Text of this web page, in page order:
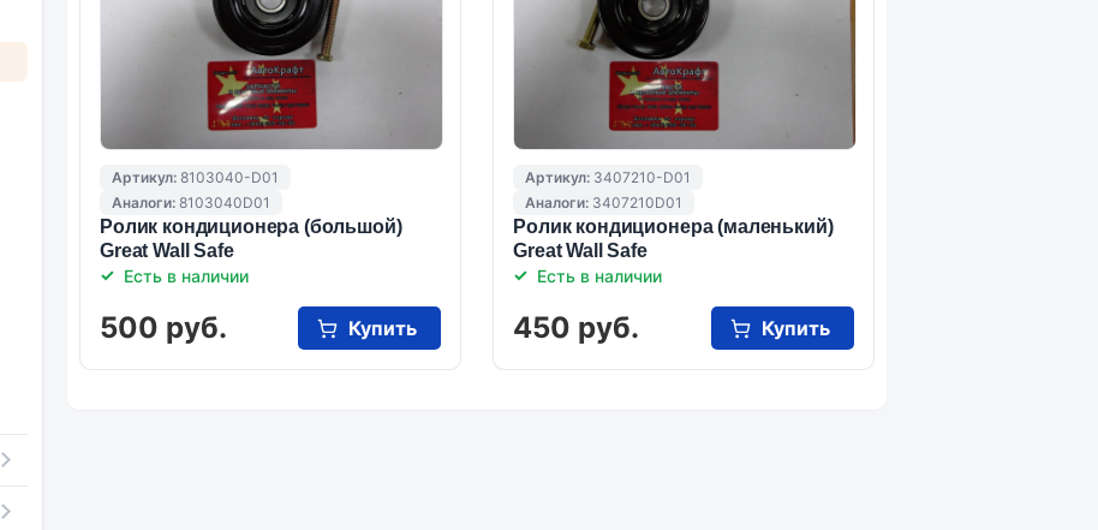
Артикул: 8103040-D01
Аналоги: 8103040D01
Ролик кондиционера (большой)
Great Wall Safe
Есть в наличии
500 руб. Купить
Артикул: 3407210-D01
Аналоги: 3407210D01
Ролик кондиционера (маленький)
Great Wall Safe
Есть в наличии
450 руб. Купить